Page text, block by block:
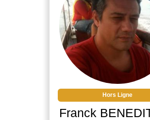
Hors Ligne
Franck